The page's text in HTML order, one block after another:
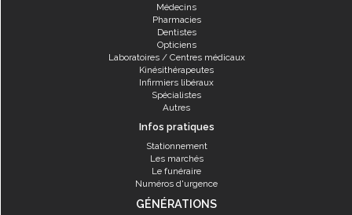
Médecins
Pharmacies
Dentistes
Opticiens
Laboratoires / Centres médicaux
Kinésithérapeutes
Infirmiers libéraux
Spécialistes
Autres
Infos pratiques
Stationnement
Les marchés
Le funéraire
Numéros d'urgence
GÉNÉRATIONS